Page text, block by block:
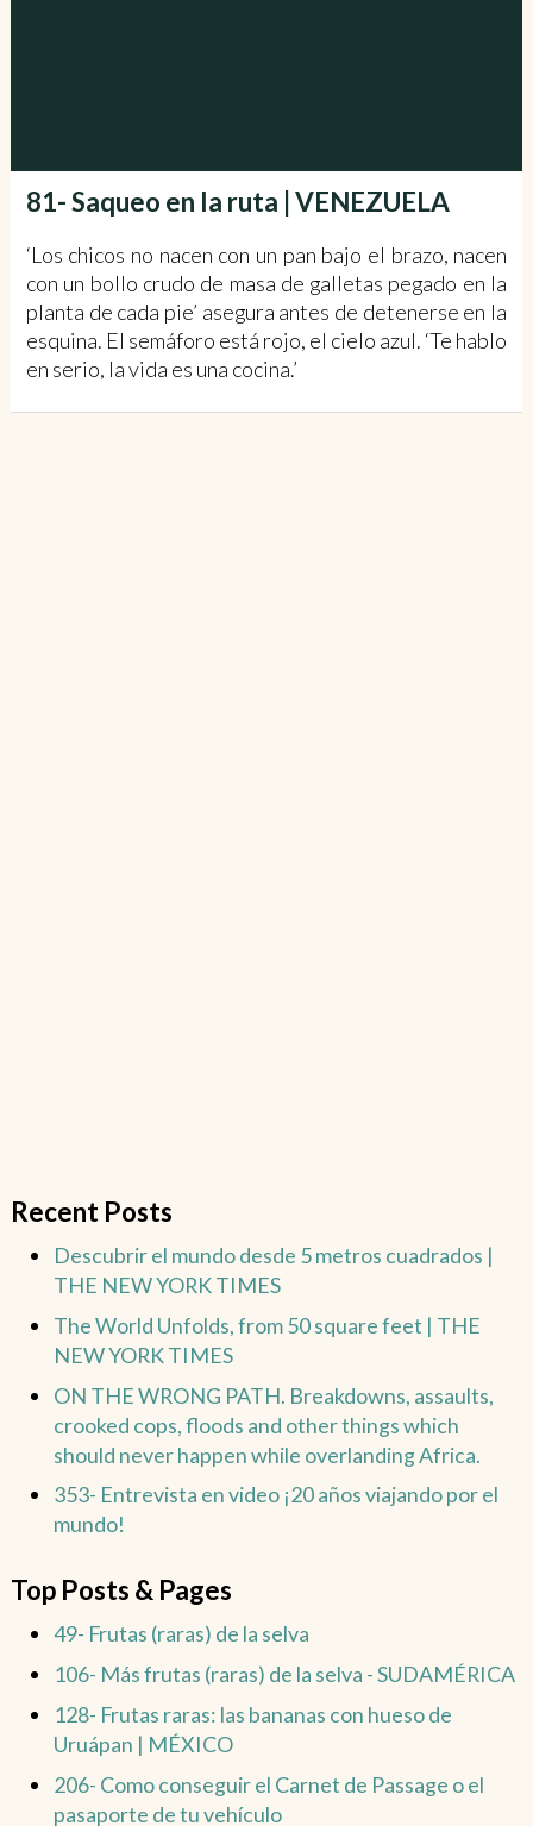
81- Saqueo en la ruta | VENEZUELA
‘Los chicos no nacen con un pan bajo el brazo, nacen
con un bollo crudo de masa de galletas pegado en la
planta de cada pie’ asegura antes de detenerse en la
esquina. El semáforo está rojo, el cielo azul. ‘Te hablo
en serio, la vida es una cocina.’
Recent Posts
Descubrir el mundo desde 5 metros cuadrados |
THE NEW YORK TIMES
The World Unfolds, from 50 square feet | THE
NEW YORK TIMES
ON THE WRONG PATH. Breakdowns, assaults,
crooked cops, floods and other things which
should never happen while overlanding Africa.
353- Entrevista en video ¡20 años viajando por el
mundo!
Top Posts & Pages
49- Frutas (raras) de la selva
106- Más frutas (raras) de la selva - SUDAMÉRICA
128- Frutas raras: las bananas con hueso de
Uruápan | MÉXICO
206- Como conseguir el Carnet de Passage o el
pasaporte de tu vehículo